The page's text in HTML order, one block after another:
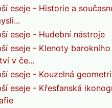
eseje - Historie a
eseje - Hudební nástroje
eseje - Klenoty barokního
v če...
eseje - Kouzelná
eseje - Křesťanská